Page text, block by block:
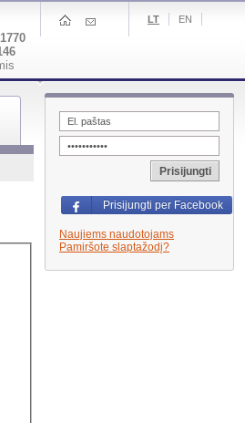
LT EN
Prisijungti
Prisijungti per Facebook
Naujiems naudotojams
Pamiršote slaptažodį?